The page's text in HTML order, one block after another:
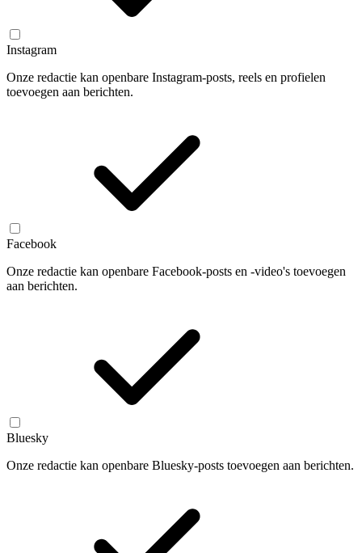
Instagram
Onze redactie kan openbare Instagram-posts, reels en profielen
toevoegen aan berichten.
Facebook
Onze redactie kan openbare Facebook-posts en -video's toevoegen
aan berichten.
Bluesky
Onze redactie kan openbare Bluesky-posts toevoegen aan berichten.